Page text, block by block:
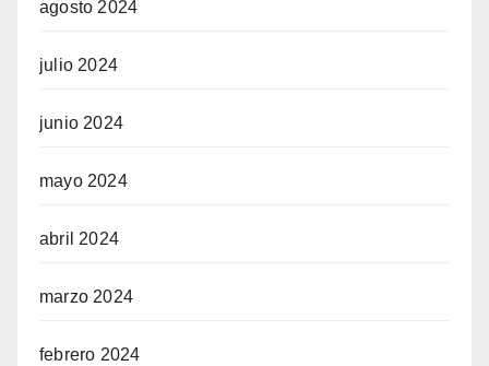
agosto 2024
julio 2024
junio 2024
mayo 2024
abril 2024
marzo 2024
febrero 2024